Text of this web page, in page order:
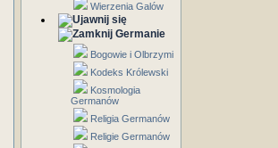
Wierzenia Galów
Germanie
Bogowie i Olbrzymi
Kodeks Królewski
Kosmologia
Germanów
Religia Germanów
Religie Germanów